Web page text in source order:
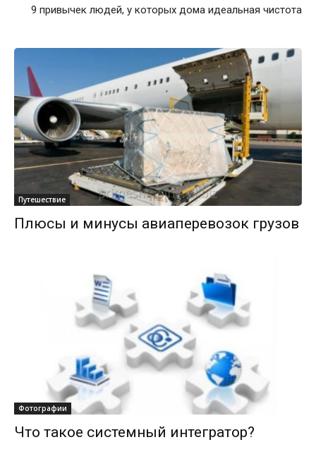
9 привычек людей, у которых дома идеальная чистота
Путешествие
Плюсы и минусы авиаперевозок грузов
Фотографии
Что такое системный интегратор?